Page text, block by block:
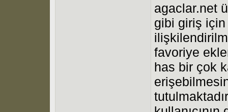
agaclar.net
gibi giriş için
favoriye
has bir çok